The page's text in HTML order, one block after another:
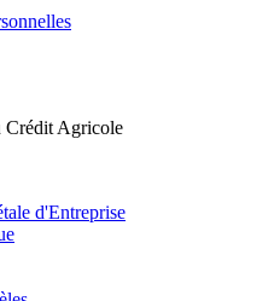
Agricole
d'Entreprise